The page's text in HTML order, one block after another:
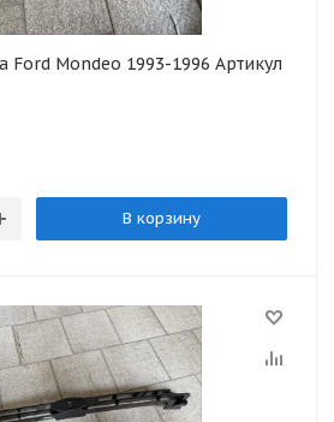
Ford Mondeo 1993-1996 Артикул
В корзину